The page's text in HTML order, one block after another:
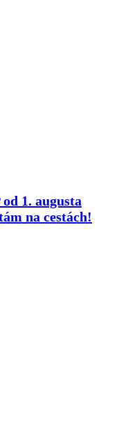
1. augusta
na cestách!